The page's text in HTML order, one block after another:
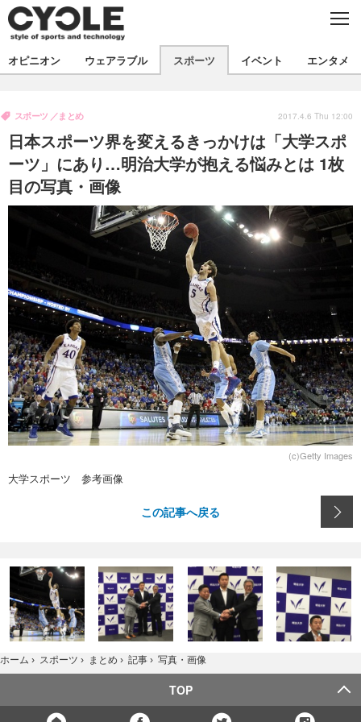
C
E
製品/用品
衣類
飲食
バックナンバー
コラム
インプレ
ボイス
デバイス
ビジネス
国内
海外
スポーツ
短信
選手
写真
イベント
試乗会
スポーツ
文化
出版／映画
デザイン
写真
動画
ハウツー
オピニオン ウェアラブル スポーツ イベント エンタメ
日本スポーツ界を変えるきっかけは「大学スポ
ーツ」にあり…明治大学が抱える悩みとは 1枚
目の写真・画像
スポーツ まとめ 2017.4.6 Thu 12:00
(c)Getty Images
大学スポーツ 参考画像
この記事へ戻る
ホーム › スポーツ › まとめ › 記事 › 写真・画像
TOP